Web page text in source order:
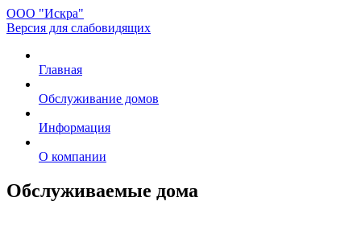
ООО "Искра"
Версия для слабовидящих
Главная
Обслуживание домов
Информация
О компании
Обслуживаемые дома